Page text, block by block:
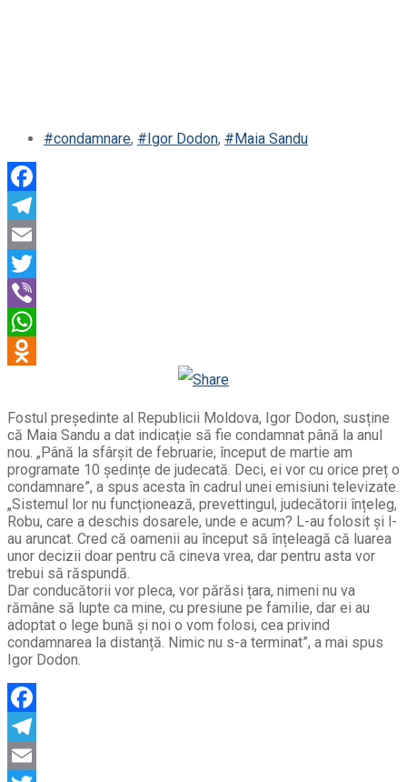
#condamnare, #Igor Dodon, #Maia Sandu
Odnoklassniki
Fostul președinte al Republicii Moldova, Igor Dodon, susține
că Maia Sandu a dat indicație să fie condamnat până la anul
nou. „Până la sfârșit de februarie, început de martie am
programate 10 ședințe de judecată. Deci, ei vor cu orice preț o
condamnare”, a spus acesta în cadrul unei emisiuni televizate.
„Sistemul lor nu funcționează, prevettingul, judecătorii înțeleg,
Robu, care a deschis dosarele, unde e acum? L-au folosit și l-
au aruncat. Cred că oamenii au început să înțeleagă că luarea
unor decizii doar pentru că cineva vrea, dar pentru asta vor
trebui să răspundă.
Dar conducătorii vor pleca, vor părăsi țara, nimeni nu va
rămâne să lupte ca mine, cu presiune pe familie, dar ei au
adoptat o lege bună și noi o vom folosi, cea privind
condamnarea la distanță. Nimic nu s-a terminat”, a mai spus
Igor Dodon.